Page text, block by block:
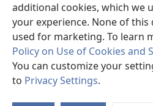
additional cookies, which we
your experience. None of
used for marketing. To learn
Policy on Use of Cookies and
You can customize your
to Privacy Settings.
Watchtower Library
Copyright
© 2026 Watch Tower Bible
MELAO EA TŠEBELISO|